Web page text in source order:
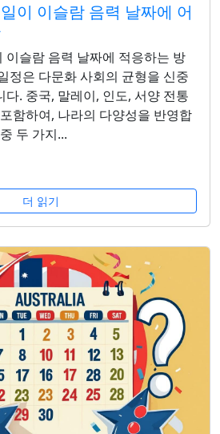
이 이슬람 음력 날짜에 어
이슬람 음력 날짜에 적응하는 방
정은 다문화 사회의 균형을 신중
. 중국, 말레이, 인도, 서양 전통
함하여, 나라의 다양성을 반영합
두 가지...
더 읽기